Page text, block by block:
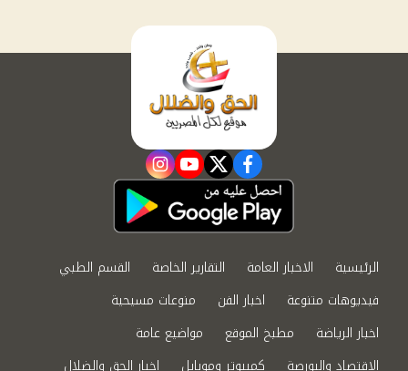
facebook
twitter
youtube
instagram
الرئيسية الاخبار العامة التقارير الخاصة
القسم الطبي
فيديوهات متنوعة
اخبار الفن
منوعات مسيحية
اخبار الرياضة
مطبخ الموقع
مواضيع عامة
الاقتصاد والبورصة
كمبيوتر وموبايل اخبار الحق والضلال